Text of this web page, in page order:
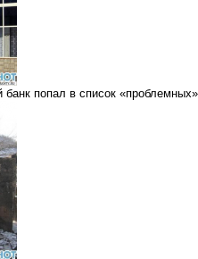
попал в список